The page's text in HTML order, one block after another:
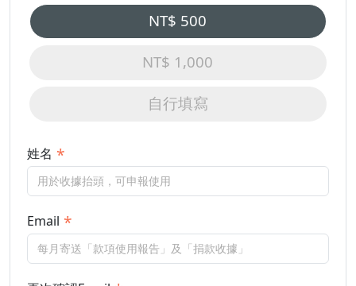
NT$ 500
NT$ 1,000
自行填寫
姓名
Email